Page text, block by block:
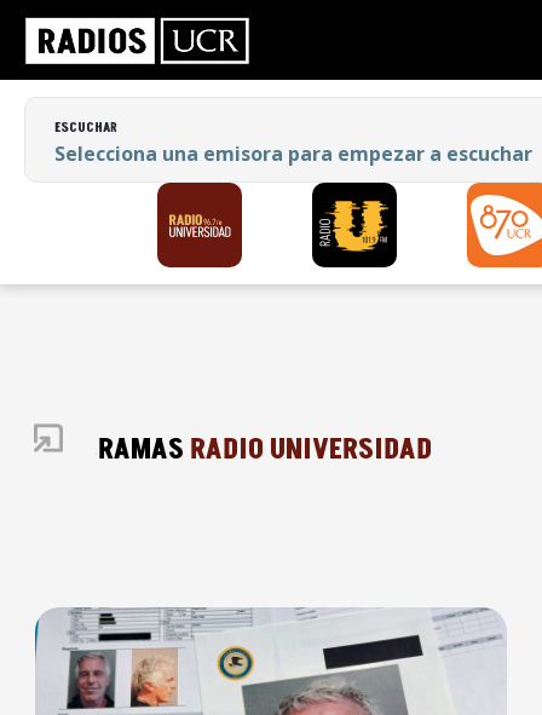
ESCUCHAR
Selecciona una emisora para empezar a escuchar
ESCUCHAR
Selecciona una emisora para empezar a
escuchar
PROGRAMAS RADIO UNIVERSIDAD